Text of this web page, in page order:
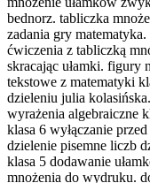
bednorz. tabliczka
zadania gry
ćwiczenia z tabliczką
skracając ułamki. figury
tekstowe z matematyki
dzieleniu julia
wyrażenia algebraiczne
klasa 6 wyłączanie
dzielenie pisemne liczb
klasa 5 dodawanie
mnożenia do wydruku.